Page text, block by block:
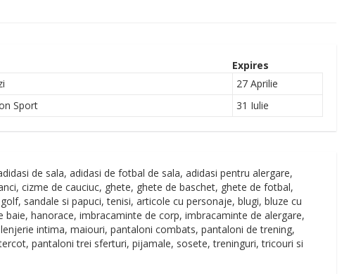
Expires
27 Aprilie
Sport 31 Iulie
de sala, adidasi de fotbal de sala, adidasi pentru alergare,
cizme de cauciuc, ghete, ghete de baschet, ghete de fotbal,
sandale si papuci, tenisi, articole cu personaje, blugi, bluze cu
hanorace, imbracaminte de corp, imbracaminte de alergare,
intima, maiouri, pantaloni combats, pantaloni de trening,
pantaloni trei sferturi, pijamale, sosete, treninguri, tricouri si